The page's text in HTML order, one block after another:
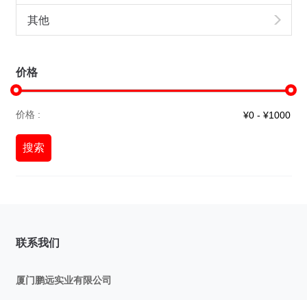
其他
价格
价格 :
搜索
联系我们
厦门鹏远实业有限公司